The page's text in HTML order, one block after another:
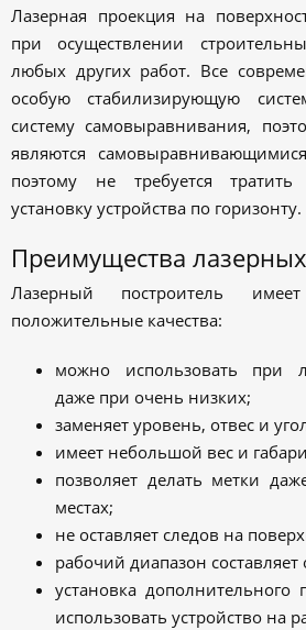
Лазерная проекция на
при осуществлении
любых других работ. Все
особую стабилизирующую
систему самовыравнивания,
являются
поэтому не требуется
установку устройства по горизонту.
Преимущества
Лазерный построитель
положительные качества:
можно использовать при
даже при очень низких;
заменяет уровень, отвес и
имеет небольшой вес и
позволяет делать метки
местах;
не оставляет следов на
рабочий диапазон
установка дополнительного
использовать устройство на